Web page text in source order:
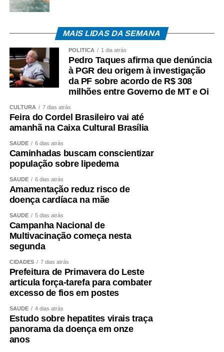
MAIS LIDAS DA SEMANA
POLÍTICA 1 dia atrás
Pedro Taques afirma que denúncia
à PGR deu origem à investigação
da PF sobre acordo de R$ 308
milhões entre Governo de MT e Oi
CULTURA 7 dias atrás
Feira do Cordel Brasileiro vai até
amanhã na Caixa Cultural Brasília
SAÚDE 6 dias atrás
Caminhadas buscam conscientizar
população sobre lipedema
SAÚDE 6 dias atrás
Amamentação reduz risco de
doença cardíaca na mãe
SAÚDE 5 dias atrás
Campanha Nacional de
Multivacinação começa nesta
segunda
CIDADES 7 dias atrás
Prefeitura de Primavera do Leste
articula força-tarefa para combater
excesso de fios em postes
SAÚDE 4 dias atrás
Estudo sobre hepatites virais traça
panorama da doença em onze
anos